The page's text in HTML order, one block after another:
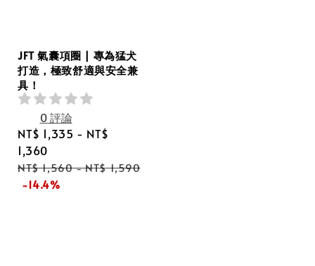
JFT 氣囊項圈 | 專為猛犬
打造，極致舒適與安全兼
具！
0 評論
Sale
price
NT$ 1,335 - NT$
1,360
Regular
price
NT$ 1,560-NT$ 1,590
-14.4%